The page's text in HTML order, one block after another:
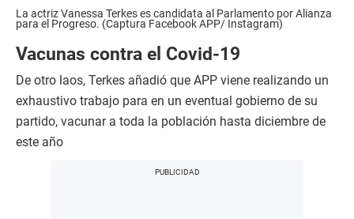
La actriz Vanessa Terkes es candidata al Parlamento por Alianza
para el Progreso. (Captura Facebook APP/ Instagram)
Vacunas contra el Covid-19
De otro laos, Terkes añadió que APP viene realizando un
exhaustivo trabajo para en un eventual gobierno de su
partido, vacunar a toda la población hasta diciembre de
este año